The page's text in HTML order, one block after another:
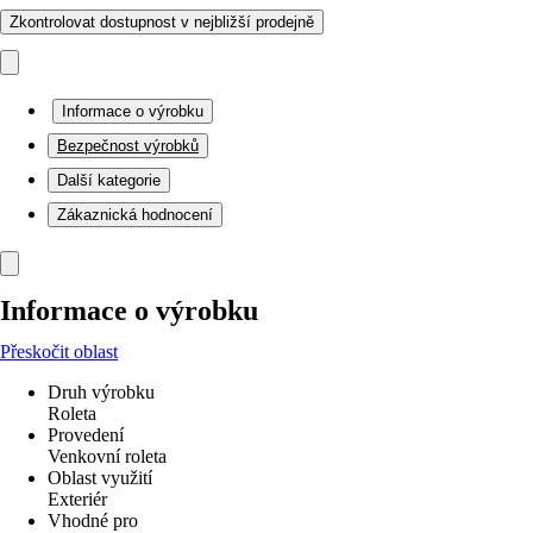
Zkontrolovat dostupnost v nejbližší prodejně
Informace o výrobku
Bezpečnost výrobků
Další kategorie
Zákaznická hodnocení
Informace o výrobku
Přeskočit oblast
Druh výrobku
Roleta
Provedení
Venkovní roleta
Oblast využití
Exteriér
Vhodné pro